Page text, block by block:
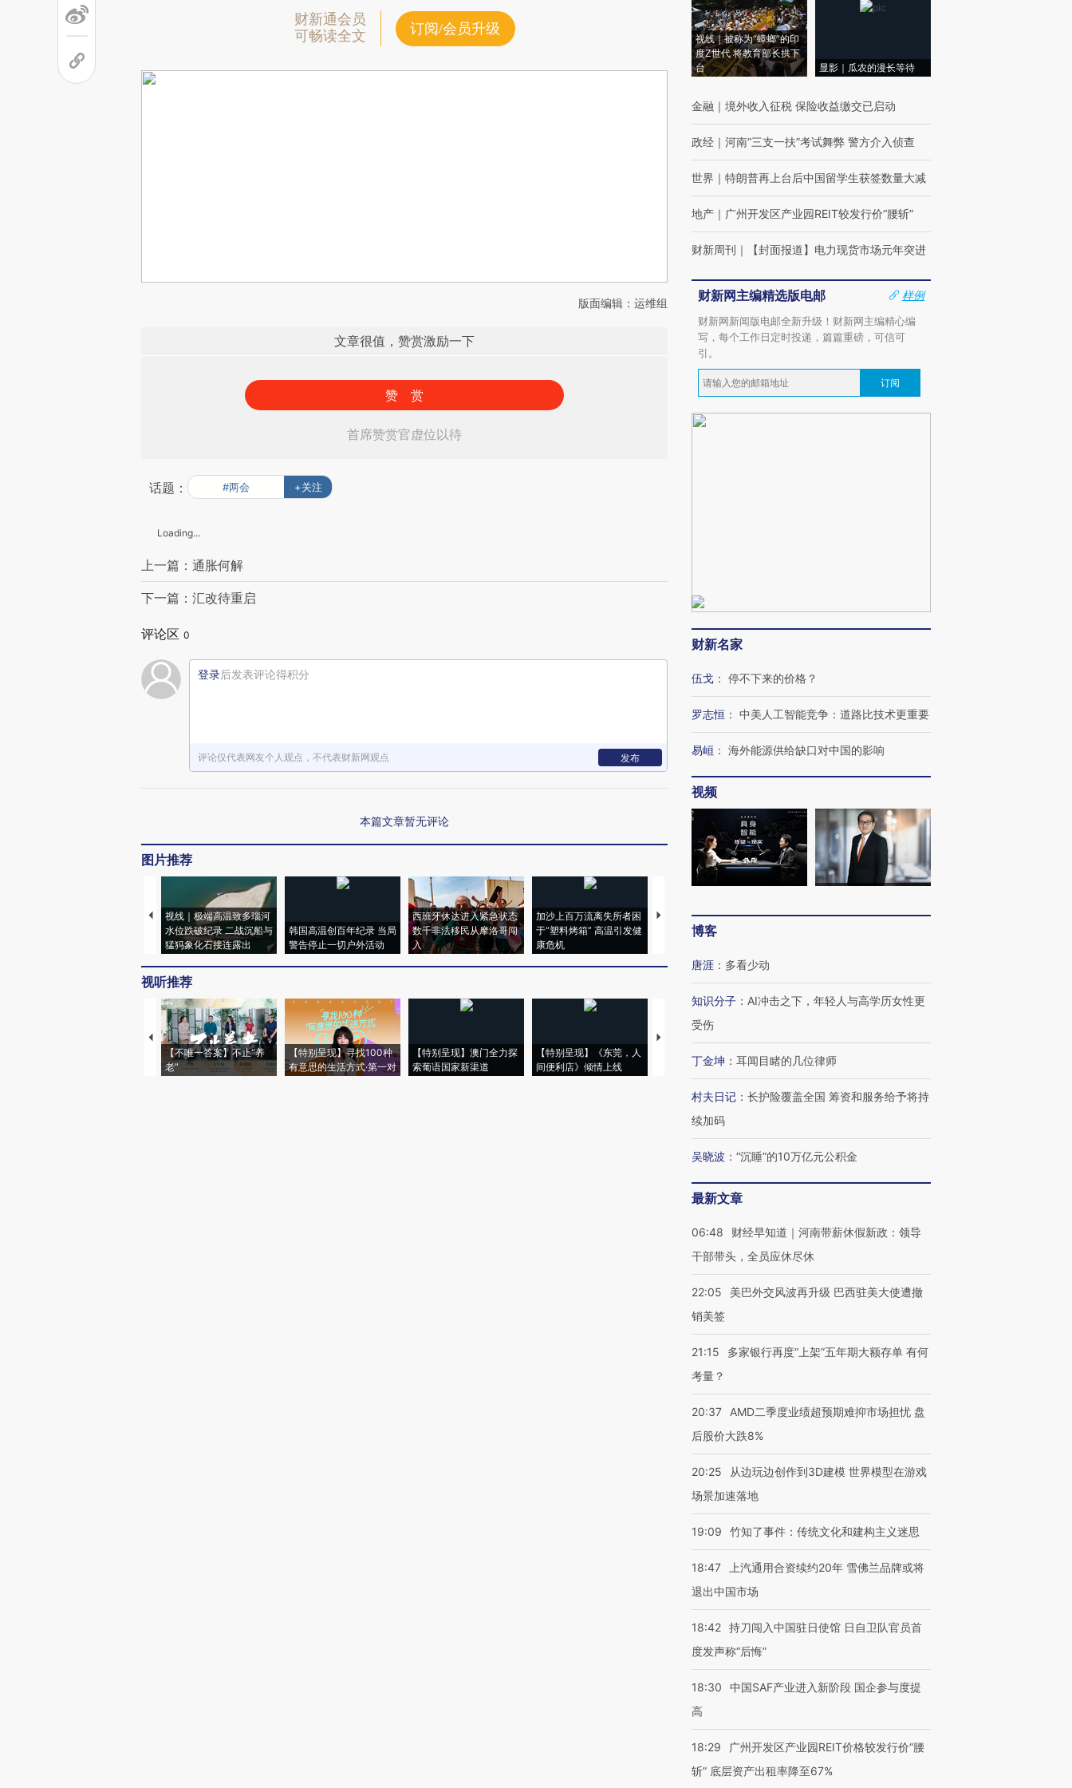
财新通会员
可畅读全文
订阅/会员升级
版面编辑：运维组
文章很值，赞赏激励一下
赞 赏
首席赞赏官虚位以待
话题： #两会 +关注
Loading...
上一篇：通胀何解
下一篇：汇改待重启
评论区 0
登录后发表评论得积分
评论仅代表网友个人观点，不代表财新网观点 发布
本篇文章暂无评论
图片推荐
视线｜极端高温致多瑙河
水位跌破纪录 二战沉船与
猛犸象化石接连露出
韩国高温创百年纪录 当局
警告停止一切户外活动
西班牙休达进入紧急状态
数千非法移民从摩洛哥闯
入
加沙上百万流离失所者困
于“塑料烤箱” 高温引发健
康危机
马航飞行员跨国走私7万
粒摇头丸 尿检体内含3种
视听推荐
【不唯一答案】不止“养
老”
【特别呈现】寻找100种
有意思的生活方式·第一对
【特别呈现】澳门全力探
索葡语国家新渠道
【特别呈现】《东莞，人
间便利店》倾情上线
【推广】走进第四届链博
会，让数智科技“链”接产
【特别呈现】寻找100种
有意思的生活方式·第三对
视线｜被称为“蟑螂”的印
度Z世代 将教育部长拱下
台
显影｜瓜农的漫长等待
金融 ｜ 境外收入征税 保险收益缴交已启动
政经 ｜ 河南“三支一扶”考试舞弊 警方介入侦查
世界 ｜ 特朗普再上台后中国留学生获签数量大减
地产 ｜ 广州开发区产业园REIT较发行价“腰斩”
财新周刊 ｜ 【封面报道】电力现货市场元年突进
财新网主编精选版电邮
样例
财新网新闻版电邮全新升级！财新网主编精心编
写，每个工作日定时投递，篇篇重磅，可信可
引。
订阅
财新名家
伍戈 ： 停不下来的价格？
罗志恒 ： 中美人工智能竞争：道路比技术更重要
易峘 ： 海外能源供给缺口对中国的影响
视频
博客
唐涯 ： 多看少动
知识分子 ： AI冲击之下，年轻人与高学历女性更
受伤
丁金坤 ： 耳闻目睹的几位律师
村夫日记 ： 长护险覆盖全国 筹资和服务给予将持
续加码
吴晓波 ： “沉睡”的10万亿元公积金
最新文章
06:48
财经早知道｜河南带薪休假新政：领导
干部带头，全员应休尽休
22:05
美巴外交风波再升级 巴西驻美大使遭撤
销美签
21:15
多家银行再度“上架”五年期大额存单 有何
考量？
20:37
AMD二季度业绩超预期难抑市场担忧 盘
后股价大跌8%
20:25
从边玩边创作到3D建模 世界模型在游戏
场景加速落地
19:09 竹知了事件：传统文化和建构主义迷思
18:47
上汽通用合资续约20年 雪佛兰品牌或将
退出中国市场
18:42 持刀闯入中国驻日使馆 日自卫队官员首
度发声称“后悔”
18:30
中国SAF产业进入新阶段 国企参与度提
高
18:29
广州开发区产业园REIT价格较发行价“腰
斩” 底层资产出租率降至67%